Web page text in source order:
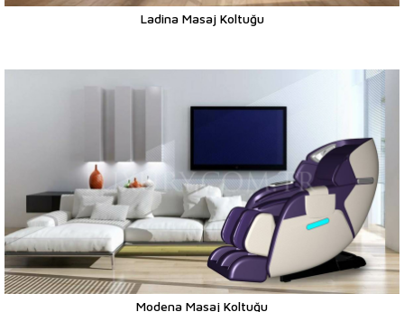
Ladina Masaj Koltuğu
Modena Masaj Koltuğu